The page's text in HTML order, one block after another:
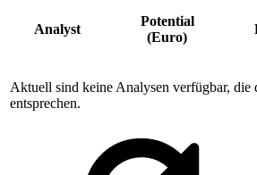
Analyst
Potential
(Euro)
Aktuell sind keine Analysen verfügbar, die
entsprechen.